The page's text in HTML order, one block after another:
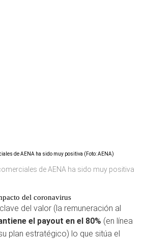
de AENA ha sido muy positiva
del coronavirus
del valor (la remuneración al
el payout en el 80% (en línea
plan estratégico) lo que sitúa el